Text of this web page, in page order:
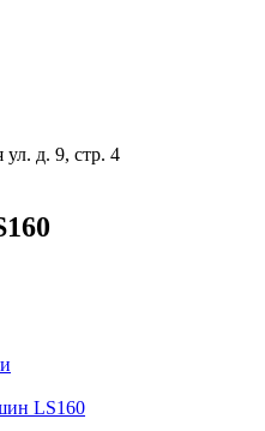
д. 9, стр. 4
LS160